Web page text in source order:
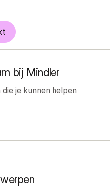
bij Mindler
je kunnen helpen